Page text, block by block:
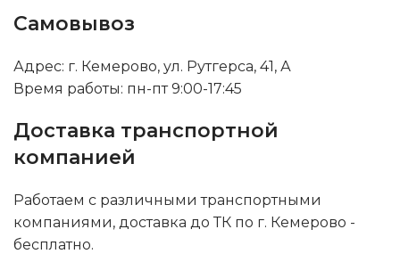
Самовывоз
Адрес: г. Кемерово, ул. Рутгерса, 41, А
Время работы: пн-пт 9:00-17:45
Доставка транспортной
компанией
Работаем с различными транспортными
компаниями, доставка до ТК по г. Кемерово -
бесплатно.